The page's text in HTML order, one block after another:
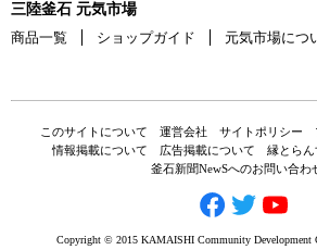
三陸釜石 元気市場
商品一覧
ショップガイド 元気市場につ
このサイトについて 運営会社 サイトポリシー
情報掲載について
広告掲載について
縁とら
釜石新聞NewSへのお問い合わ
Copyright © 2015 KAMAISHI Community Development